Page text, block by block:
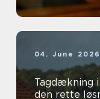
04. June 2026
Tagdækning
den rette